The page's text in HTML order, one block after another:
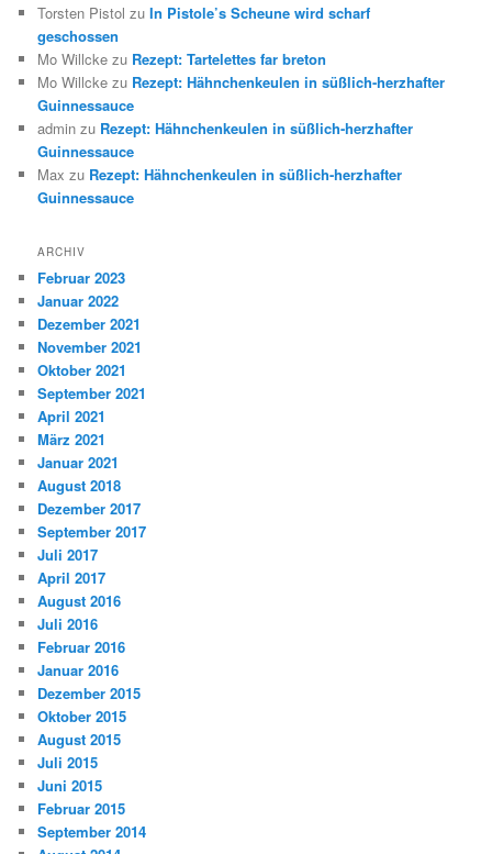
Torsten Pistol zuIn Pistole’s Scheune wird scharf
geschossen
Mo Willcke zu Rezept: Tartelettes far breton
Mo Willcke zu Rezept: Hähnchenkeulen in süßlich-herzhafter
Guinnessauce
admin zu Rezept: Hähnchenkeulen in süßlich-herzhafter
Guinnessauce
Max zu Rezept: Hähnchenkeulen in süßlich-herzhafter
Guinnessauce
ARCHIV
Februar 2023
Januar 2022
Dezember 2021
November 2021
Oktober 2021
September 2021
April 2021
März 2021
Januar 2021
August 2018
Dezember 2017
September 2017
Juli 2017
April 2017
August 2016
Juli 2016
Februar 2016
Januar 2016
Dezember 2015
Oktober 2015
August 2015
Juli 2015
Juni 2015
Februar 2015
September 2014